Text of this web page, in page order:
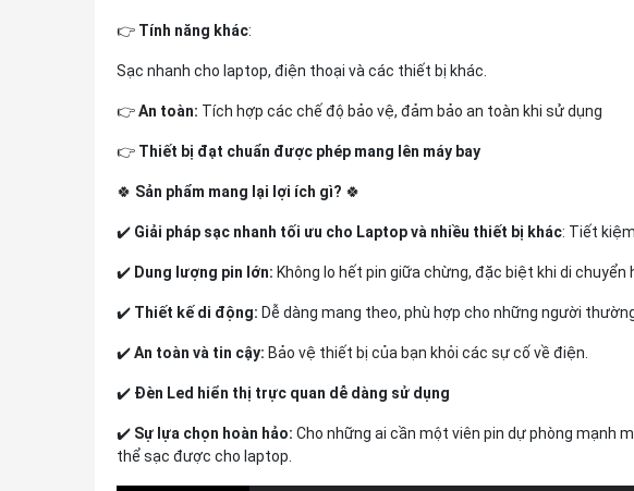
👉 Tính năng khác:
Sạc nhanh cho laptop, điện thoại và các thiết bị khác.
👉An toàn: Tích hợp các chế độ bảo vệ, đảm bảo an toàn khi sử dụng
👉 Thiết bị đạt chuẩn được phép mang lên máy bay
🍀 Sản phẩm mang lại lợi ích gì? 🍀
✔️ Giải pháp sạc nhanh tối ưu cho Laptop và nhiều thiết bị khác: Tiết
✔️ Dung lượng pin lớn: Không lo hết pin giữa chừng, đặc biệt khi di chuyển
✔️ Thiết kế di động: Dễ dàng mang theo, phù hợp cho những người
✔️An toàn và tin cậy: Bảo vệ thiết bị của bạn khỏi các sự cố về điện.
✔️ Đèn Led hiển thị trực quan dễ dàng sử dụng
✔️ Sự lựa chọn hoàn hảo: Cho những ai cần một viên pin dự phòng mạnh
thể sạc được cho laptop.